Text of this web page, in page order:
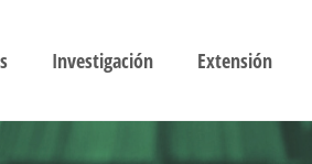
Investigación Extensión